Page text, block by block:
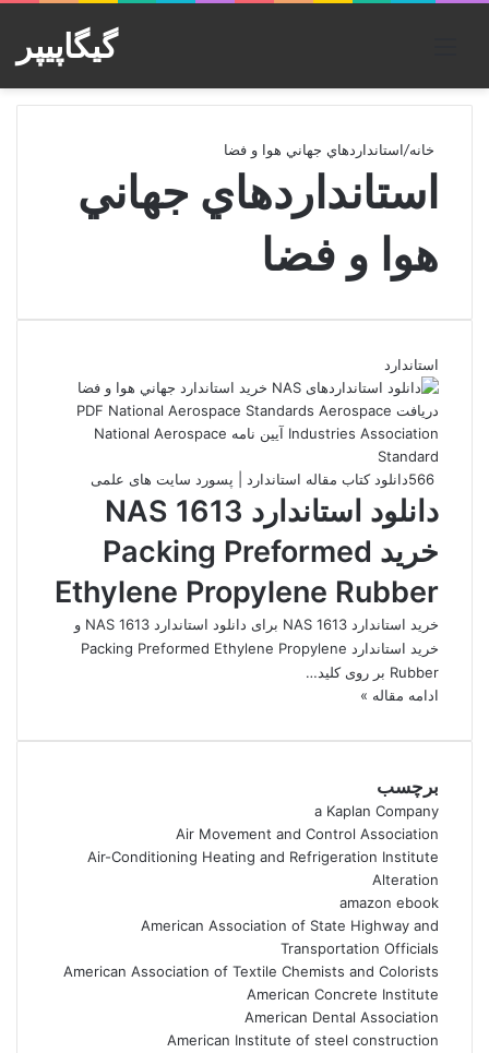
گیگاپیپر
خانه/استانداردهاي جهاني هوا و فضا
استانداردهاي جهاني
هوا و فضا
استاندارد
دانلود کتاب مقاله استاندارد | پسورد سایت های علمی
دانلود استاندارد NAS 1613
خرید Packing Preformed
Ethylene Propylene Rubber
خرید استاندارد NAS 1613 برای دانلود استاندارد NAS 1613 و
خرید استاندارد Packing Preformed Ethylene Propylene
Rubber بر روی کلید…
ادامه مقاله »
برچسب
a Kaplan Company
Air Movement and Control Association
Air-Conditioning Heating and Refrigeration Institute
Alteration
amazon ebook
American Association of State Highway and
Transportation Officials
American Association of Textile Chemists and Colorists
American Concrete Institute
American Dental Association
American Institute of steel construction